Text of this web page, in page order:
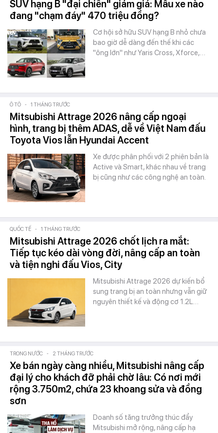
SUV hạng B "đại chiến" giảm giá: Mẫu xe nào
đang "chạm đáy" 470 triệu đồng?
Cơ hội sở hữu SUV hạng B nhỏ chưa
bao giờ dễ dàng đến thế khi các
"ông lớn" như Yaris Cross, Xforce,…
Ô TÔ - 1 THÁNG TRƯỚC
Mitsubishi Attrage 2026 nâng cấp ngoại
hình, trang bị thêm ADAS, dễ về Việt Nam đấu
Toyota Vios lẫn Hyundai Accent
Xe được phân phối với 2 phiên bản là
Active và Smart, khác nhau về trang
bị cũng như các công nghệ an toàn.
QUỐC TẾ - 1 THÁNG TRƯỚC
Mitsubishi Attrage 2026 chốt lịch ra mắt:
Tiếp tục kéo dài vòng đời, nâng cấp an toàn
và tiện nghi đấu Vios, City
Mitsubishi Attrage 2026 dự kiến bổ
sung trang bị an toàn nhưng vẫn giữ
nguyên thiết kế và động cơ 1.2L…
TRONG NƯỚC - 2 THÁNG TRƯỚC
Xe bán ngày càng nhiều, Mitsubishi nâng cấp
đại lý cho khách đỡ phải chờ lâu: Có nơi mới
rộng 3.750m2, chứa 23 khoang sửa và đồng
sơn
Doanh số tăng trưởng thúc đẩy
Mitsubishi mở rộng, nâng cấp hạ